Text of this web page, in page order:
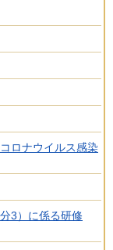
ロナウイルス感染
3）に係る研修